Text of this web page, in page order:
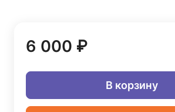
6 000 ₽
В корзину